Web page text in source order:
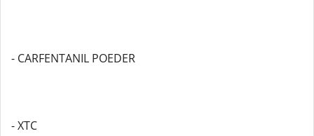
- CARFENTANIL POEDER
- XTC